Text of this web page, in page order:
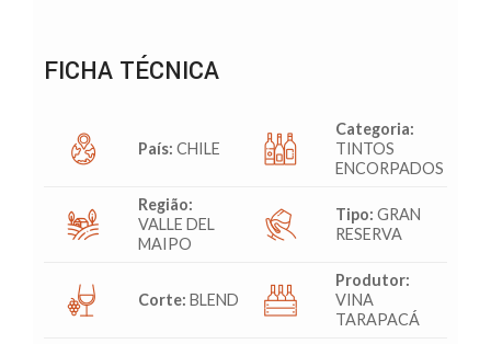
FICHA TÉCNICA
País: CHILE
Categoria:
TINTOS
ENCORPADOS
Região:
VALLE DEL
MAIPO
Tipo: GRAN
RESERVA
Corte: BLEND
Produtor:
VINA
TARAPACÁ